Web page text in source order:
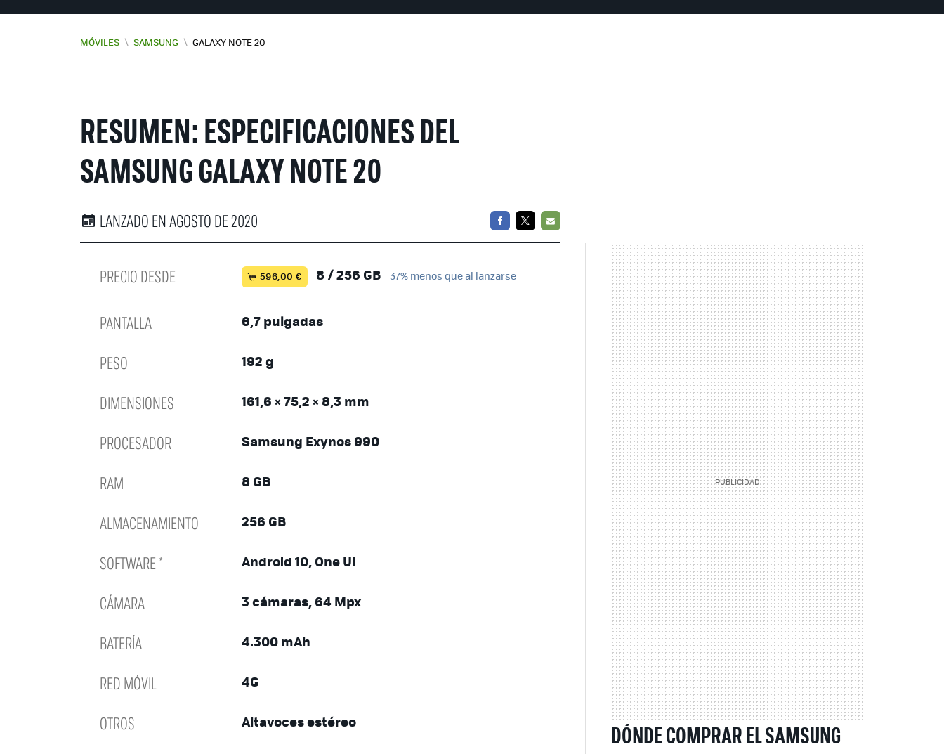
MÓVILES \ SAMSUNG \ GALAXY NOTE 20
RESUMEN: ESPECIFICACIONES DEL
SAMSUNG GALAXY NOTE 20
LANZADO EN AGOSTO DE 2020 FACEBOOKTWITTER
PRECIO DESDE 596,00 € 8 / 256 GB 37% menos que al lanzarse
PANTALLA 6,7 pulgadas
PESO 192 g
DIMENSIONES 161,6 × 75,2 × 8,3 mm
PROCESADOR Samsung Exynos 990
RAM 8 GB
ALMACENAMIENTO 256 GB
SOFTWARE * Android 10, One UI
CÁMARA 3 cámaras, 64 Mpx
BATERÍA 4.300 mAh
RED MÓVIL 4G
OTROS Altavoces estéreo
DÓNDE COMPRAR EL SAMSUNG